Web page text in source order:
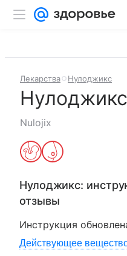
Лекарства Нулоджикс
Нулоджикс
Nulojix
Нулоджикс:
отзывы
Инструкция
Действующее